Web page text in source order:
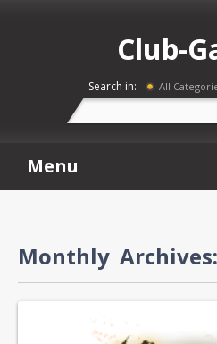
Club-
Search in: All
Menu
Monthly Archives: